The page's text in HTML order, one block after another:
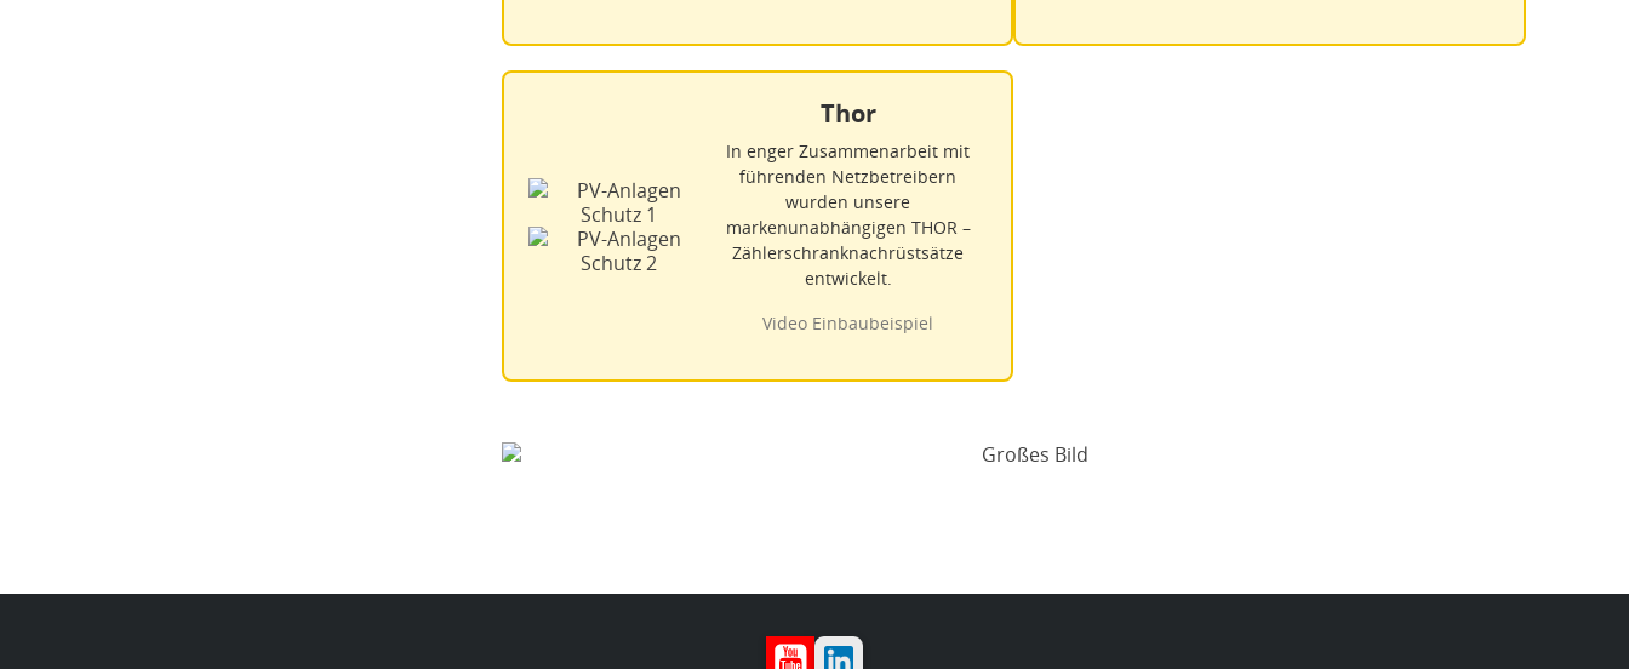
Thor
In enger Zusammenarbeit mit
führenden Netzbetreibern
wurden unsere
markenunabhängigen THOR –
Zählerschranknachrüstsätze
entwickelt.
Video Einbaubeispiel
YouTube